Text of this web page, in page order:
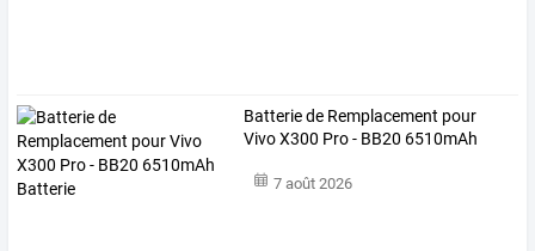
Batterie de Remplacement pour
Vivo X300 Pro - BB20 6510mAh
7 août 2026